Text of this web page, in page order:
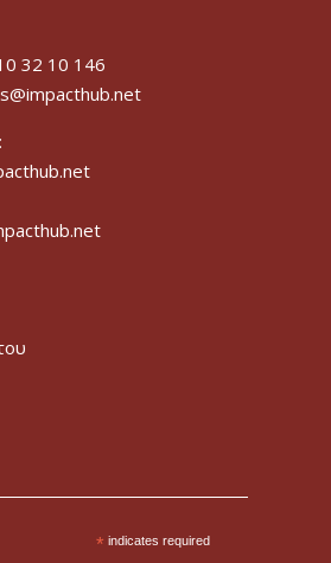
32 10 146
* indicates required